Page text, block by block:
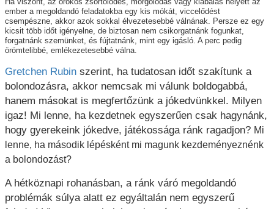
ember a megoldandó feladatokba egy kis mókát, viccelődést
csempészne, akkor azok sokkal élvezetesebbé válnának. Persze ez egy
kicsit több időt igényelne, de biztosan nem csikorgatnánk fogunkat,
forgatnánk szemünket, és fújtatnánk, mint egy igásló. A perc pedig
örömtelibbé, emlékezetesebbé válna.
Gretchen Rubin szerint, ha tudatosan időt szakítunk a
bolondozásra, akkor nemcsak mi válunk boldogabbá,
hanem másokat is megfertőzünk a jókedvünkkel. Milyen
igaz! Mi lenne, ha kezdetnek egyszerűen csak hagynánk,
hogy gyerekeink jókedve, játékossága ránk ragadjon? Mi
lenne, ha második lépésként mi magunk kezdeményeznénk
a bolondozást?
A hétköznapi rohanásban, a ránk váró megoldandó
problémák súlya alatt ez egyáltalán nem egyszerű